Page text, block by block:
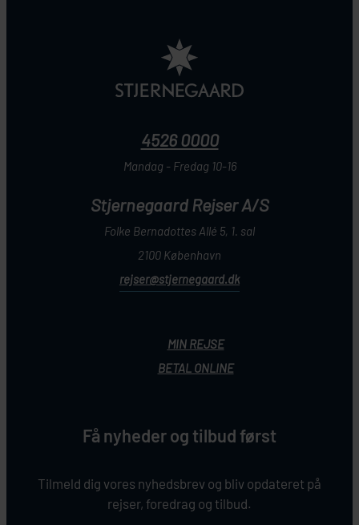
4526 0000
Mandag - Fredag 10-16
Stjernegaard Rejser A/S
Folke Bernadottes Allé 5, 1. sal
2100 København
rejser@stjernegaard.dk
MIN REJSE
BETAL ONLINE
Få nyheder og tilbud først
Tilmeld dig vores nyhedsbrev og bliv opdateret på
rejser, foredrag og tilbud.